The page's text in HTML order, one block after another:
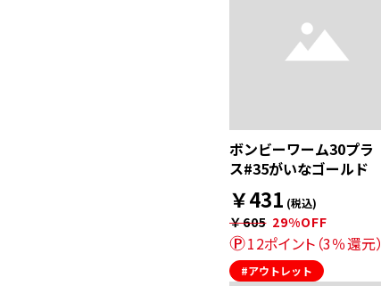
ボンビーワーム30プラ
ス#35がいなゴールド
￥431 (税込)
￥605 29%OFF
12ポイント（3％還元）
#アウトレット